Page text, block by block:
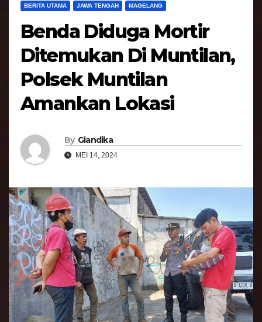
BERITA UTAMA JAWA TENGAH MAGELANG
Benda Diduga Mortir
Ditemukan Di Muntilan,
Polsek Muntilan
Amankan Lokasi
By Giandika
MEI 14, 2024